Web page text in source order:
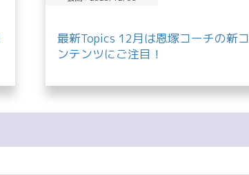
最新Topics 12月は恩塚コーチの新コ
ンテンツにご注目！